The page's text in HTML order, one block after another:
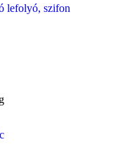
lefolyó, szifon